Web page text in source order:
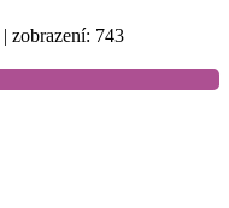
| zobrazení: 743